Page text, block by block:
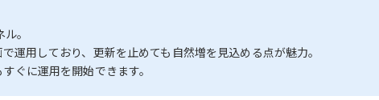
。
運用しており、更新を止めても自然増を見込める点が魅力。
ぐに運用を開始できます。